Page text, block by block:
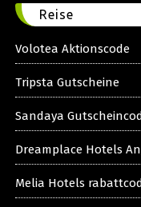
Reise
Volotea Aktionscode
Tripsta Gutscheine
Sandaya
Dreamplace Hotels
Melia Hotels